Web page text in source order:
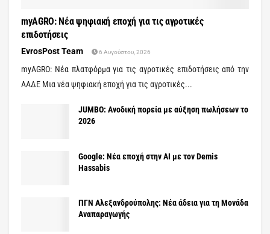
myAGRO: Νέα ψηφιακή εποχή για τις αγροτικές
επιδοτήσεις
EvrosPost Team 6 Αυγούστου, 2026
myAGRO: Νέα πλατφόρμα για τις αγροτικές επιδοτήσεις από την
ΑΑΔΕ Μια νέα ψηφιακή εποχή για τις αγροτικές...
JUMBO: Ανοδική πορεία με αύξηση πωλήσεων το
2026
Google: Νέα εποχή στην AI με τον Demis
Hassabis
ΠΓΝ Αλεξανδρούπολης: Νέα άδεια για τη Μονάδα
Αναπαραγωγής